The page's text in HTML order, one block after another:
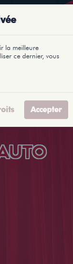
la meilleure
ce dernier, vous
Accepter